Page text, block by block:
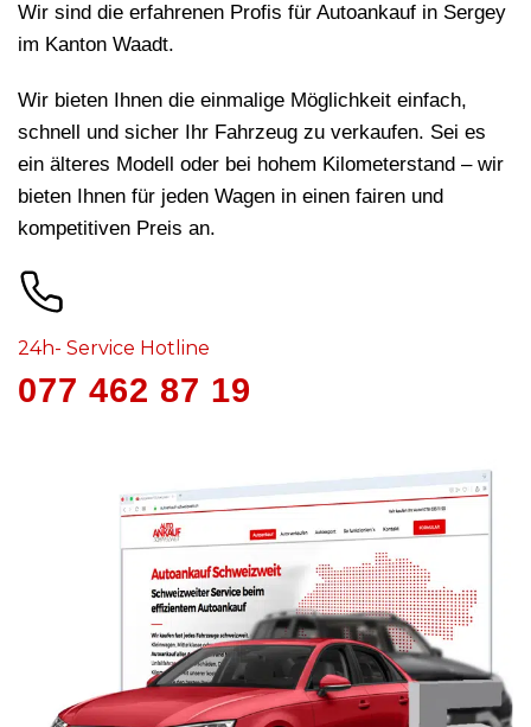
Wir sind die erfahrenen Profis für Autoankauf in Sergey
im Kanton Waadt.
Wir bieten Ihnen die einmalige Möglichkeit einfach,
schnell und sicher Ihr Fahrzeug zu verkaufen. Sei es
ein älteres Modell oder bei hohem Kilometerstand – wir
bieten Ihnen für jeden Wagen in einen fairen und
kompetitiven Preis an.
24h- Service Hotline
077 462 87 19